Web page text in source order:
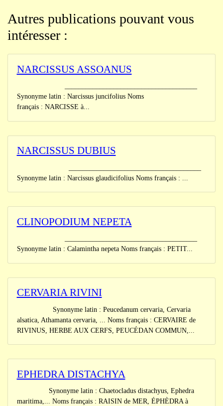
Autres publications pouvant vous
intéresser :
NARCISSUS ASSOANUS
Synonyme latin : Narcissus juncifolius Noms
français : NARCISSE à...
NARCISSUS DUBIUS
Synonyme latin : Narcissus glaudicifolius Noms français : ...
CLINOPODIUM NEPETA
Synonyme latin : Calamintha nepeta Noms français : PETIT...
CERVARIA RIVINI
Synonyme latin : Peucedanum cervaria, Cervaria
alsatica, Athamanta cervaria, ... Noms français : CERVAIRE de
RIVINUS, HERBE AUX CERFS, PEUCÉDAN COMMUN,...
EPHEDRA DISTACHYA
Synonyme latin : Chaetocladus distachyus, Ephedra
maritima,... Noms français : RAISIN de MER, ÉPHÈDRA à